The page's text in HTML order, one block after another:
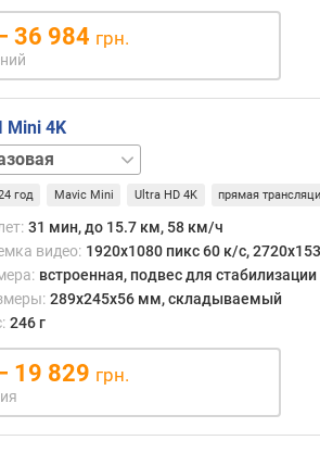
друг
друга
не
в
36 984 грн.
Mini 4K
год Mavic Mini Ultra HD 4K прямая
31 мин, до 15.7 км, 58 км/ч
видео: 1920x1080 пикс 60 к/с,
встроенная, подвес для стабилизации
289x245x56 мм, складываемый
246 г
19 829 грн.